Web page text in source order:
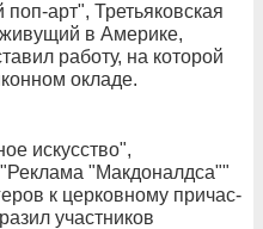
арт", Третьяковская
живущий в Америке,
работу, на которой
окладе.
искусство",
"Макдоналдса""
к церковному причас-
участников